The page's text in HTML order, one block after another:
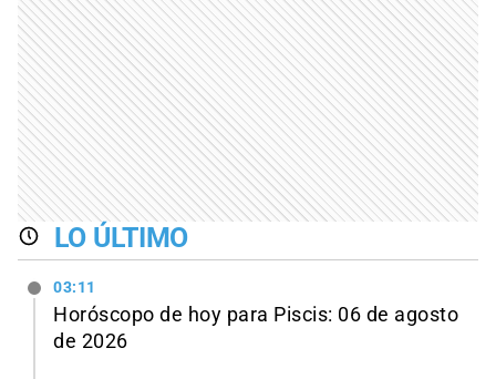
LO ÚLTIMO
03:11
Horóscopo de hoy para Piscis: 06 de agosto
de 2026